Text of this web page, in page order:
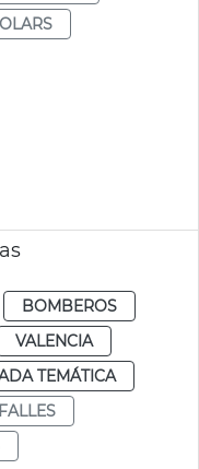
BOMBEROS
VALENCIA
TEMÁTICA
FALLES